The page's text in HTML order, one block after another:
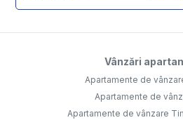
Vânzări
Apartamente de
Apartamente de
Apartamente de vânzare